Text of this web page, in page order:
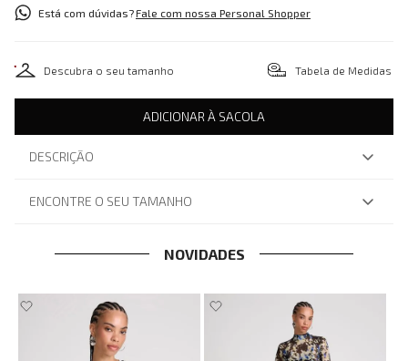
Está com dúvidas?Fale com nossa Personal Shopper
Descubra o seu tamanho Tabela de Medidas
ADICIONAR À SACOLA
DESCRIÇÃO
ENCONTRE O SEU TAMANHO
NOVIDADES